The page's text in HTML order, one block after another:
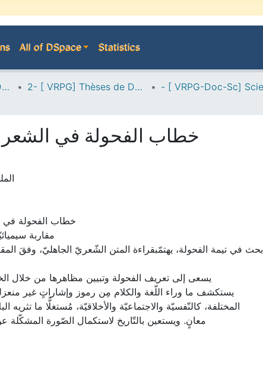
All of DSpace Statistics
A--> VICE-RECTORAT DE LA POST-GRADUATION 2- [ VRPG] Thèses de Doctorat en Sciences
خطاب الفحولة في الشعر
خطاب الفحولة في
مقاربة
بحث في تيمة الفحولة، يهتمّبقراءة المتن الشّعريّ الجاهليّ، وفقَ
يسعى إلى تعريف الفحولة وتبيين مظاهرها من خلال
يستكشف ما وراء اللّغة والكلام مِن رموز وإشاراتٍ غير
المختلفة، كالنّفسيّة والاجتماعيّة والأخلاقيّة، مُستغلًّا ما تثريه
معانٍ. ويستعين بالتّاريخ لاستكمال الصّورة المشكّلة